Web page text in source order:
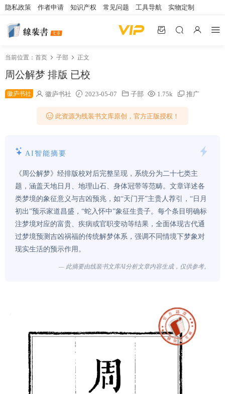
隐私政策 作者申请 知识产权 常见问题 工具导航 实物定制
当前位置： 首页 子部 正文
周公解梦 排版 已校
徽庐书社 徽庐书社 2023-05-07 子部 1.75k 推广
此资源为线装书文库原创，官方正版授权！
AI智能摘要
《周公解梦》经排版校对后完整呈现，系统分为二十七类主
题，涵盖天地日月、地理山石、身体冠带等范畴。文章详述各
类梦境的象征意义与吉凶预兆，如“天门开”主贵人荐引，“日月
初出”预示家道昌盛，“蛇入怀中”象征生贵子。每个条目明确标
注梦境对应的富贵、疾病或官职变动等结果，全面体现古代通
过梦境预测吉凶祸福的传统解梦体系，强调不同情境下梦象对
现实生活的预示作用。
— 此摘要由线装书文库AI分析文章内容生成，仅供参考。